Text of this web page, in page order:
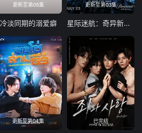
更新至第05集
冷淡同期的溺爱癖
更新至第03集
星际迷航：奇异新世界第四季
更新至第04集 已完结